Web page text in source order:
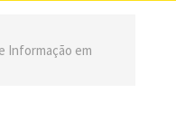
Informação em